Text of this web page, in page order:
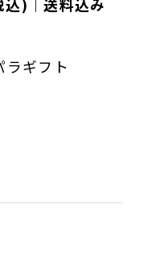
込)｜送料込み
ラギフト